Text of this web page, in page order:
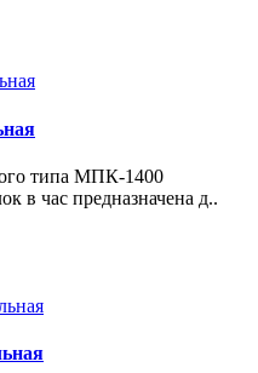
типа МПК-1400
в час предназначена д..